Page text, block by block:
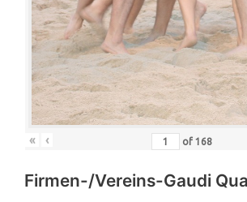
« ‹ of 168
Firmen-/Vereins-Gaudi